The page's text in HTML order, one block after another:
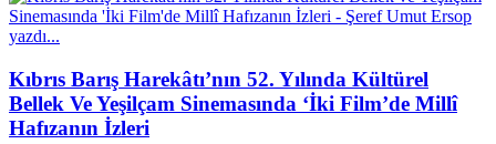
Kıbrıs Barış Harekâtı’nın 52. Yılında Kültürel
Bellek Ve Yeşilçam Sinemasında ‘İki Film’de Millî
Hafızanın İzleri